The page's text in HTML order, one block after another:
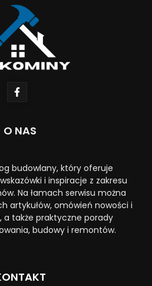
O NAS
budowlany, który oferuje
i inspiracje z zakresu
Na łamach serwisu można
artykułów, omówień nowości i
a także praktyczne porady
budowy i remontów.